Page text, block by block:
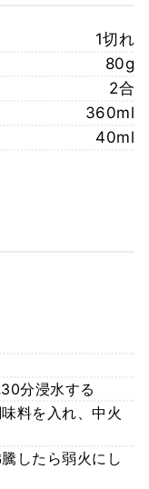
1切れ
80g
2合
360ml
40ml
分浸水する
料を入れ、中火
したら弱火にし